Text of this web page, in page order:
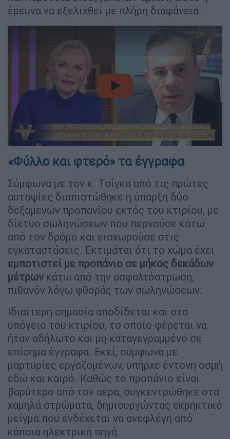
έρευνα να εξελιχθεί με πλήρη διαφάνεια.
video
«Φύλλο και φτερό» τα έγγραφα
Σύμφωνα με τον κ. Τσίγκα από τις πρώτες
αυτοψίες διαπιστώθηκε η ύπαρξη δύο
δεξαμενών προπανίου εκτός του κτιρίου, με
δίκτυο σωληνώσεων που περνούσε κάτω
από τον δρόμο και εισχωρούσε στις
εγκαταστάσεις. Εκτιμάται ότι το χώμα έχει
εμποτιστεί με προπάνιο σε μήκος δεκάδων
μέτρων κάτω από την ασφαλτόστρωση,
πιθανόν λόγω φθοράς των σωληνώσεων.
Ιδιαίτερη σημασία αποδίδεται και στο
υπόγειο του κτιρίου, το οποίο φέρεται να
ήταν αδήλωτο και μη καταγεγραμμένο σε
επίσημα έγγραφα. Εκεί, σύμφωνα με
μαρτυρίες εργαζομένων, υπήρχε έντονη οσμή
εδώ και καιρό. Καθώς το προπάνιο είναι
βαρύτερο από τον αέρα, συγκεντρώθηκε στα
χαμηλά στρώματα, δημιουργώντας εκρηκτικό
μείγμα που ενδέχεται να ανεφλέγη από
κάποια ηλεκτρική πηγή.